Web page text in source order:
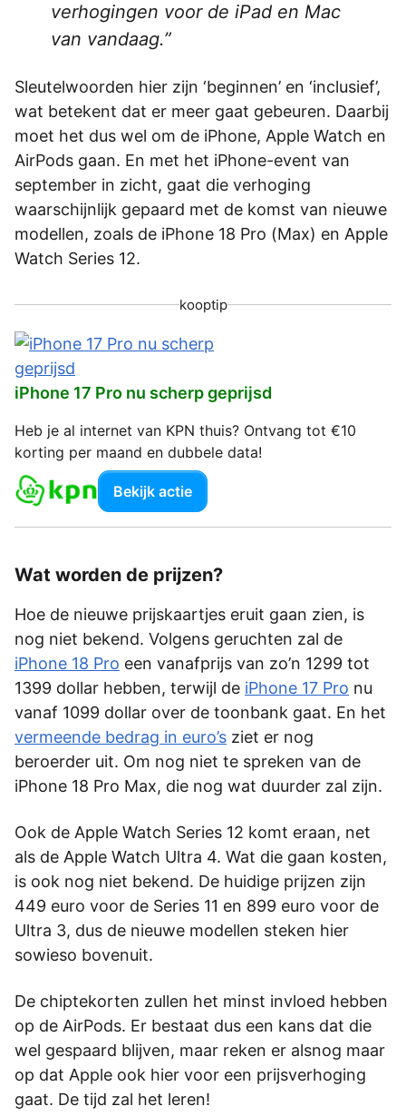
verhogingen voor de iPad en Mac
van vandaag.
Sleutelwoorden hier zijn ‘beginnen’ en ‘inclusief’,
wat betekent dat er meer gaat gebeuren. Daarbij
moet het dus wel om de iPhone, Apple Watch en
AirPods gaan. En met het iPhone-event van
september in zicht, gaat die verhoging
waarschijnlijk gepaard met de komst van nieuwe
modellen, zoals de iPhone 18 Pro (Max) en Apple
Watch Series 12.
kooptip
iPhone 17 Pro nu scherp geprijsd
Heb je al internet van KPN thuis? Ontvang tot €10
korting per maand en dubbele data!
Bekijk actie
Wat worden de prijzen?
Hoe de nieuwe prijskaartjes eruit gaan zien, is
nog niet bekend. Volgens geruchten zal de
iPhone 18 Pro een vanafprijs van zo’n 1299 tot
1399 dollar hebben, terwijl de iPhone 17 Pro nu
vanaf 1099 dollar over de toonbank gaat. En het
vermeende bedrag in euro’s ziet er nog
beroerder uit. Om nog niet te spreken van de
iPhone 18 Pro Max, die nog wat duurder zal zijn.
Ook de Apple Watch Series 12 komt eraan, net
als de Apple Watch Ultra 4. Wat die gaan kosten,
is ook nog niet bekend. De huidige prijzen zijn
449 euro voor de Series 11 en 899 euro voor de
Ultra 3, dus de nieuwe modellen steken hier
sowieso bovenuit.
De chiptekorten zullen het minst invloed hebben
op de AirPods. Er bestaat dus een kans dat die
wel gespaard blijven, maar reken er alsnog maar
op dat Apple ook hier voor een prijsverhoging
gaat. De tijd zal het leren!